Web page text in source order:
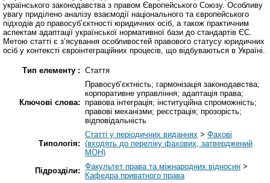
українського законодавства з правом Європейського Союзу. Особливу
увагу приділено аналізу взаємодії національного та європейського
підходів до правосуб’єктності юридичних осіб, а також практичним
аспектам адаптації української нормативної бази до стандартів ЄС.
Метою статті є з’ясування особливостей правового статусу юридичних
осіб у контексті євроінтеграційних процесів, що відбуваються в Україні.
Тип елементу : Стаття
Ключові слова:
Правосуб’єктність; гармонізація законодавства;
корпоративне управління; адаптація права;
правова інтеграція; інституційна спроможність;
правові механізми; реєстрація; прозорість;
відповідальність
Типологія:
Статті у періодичних виданнях > Фахові
(входять до переліку фахових, затверджений
МОН)
Підрозділи: Факультет права та міжнародних відносин >
Кафедра приватного права